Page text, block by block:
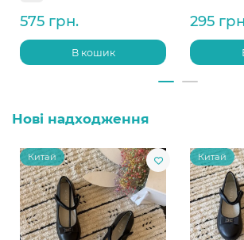
575 грн.
В кошик
295
Нові надходження
Китай Китай